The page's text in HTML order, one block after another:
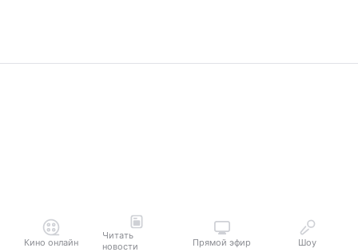
Кино онлайн
Читать
новости
Прямой эфир Шоу